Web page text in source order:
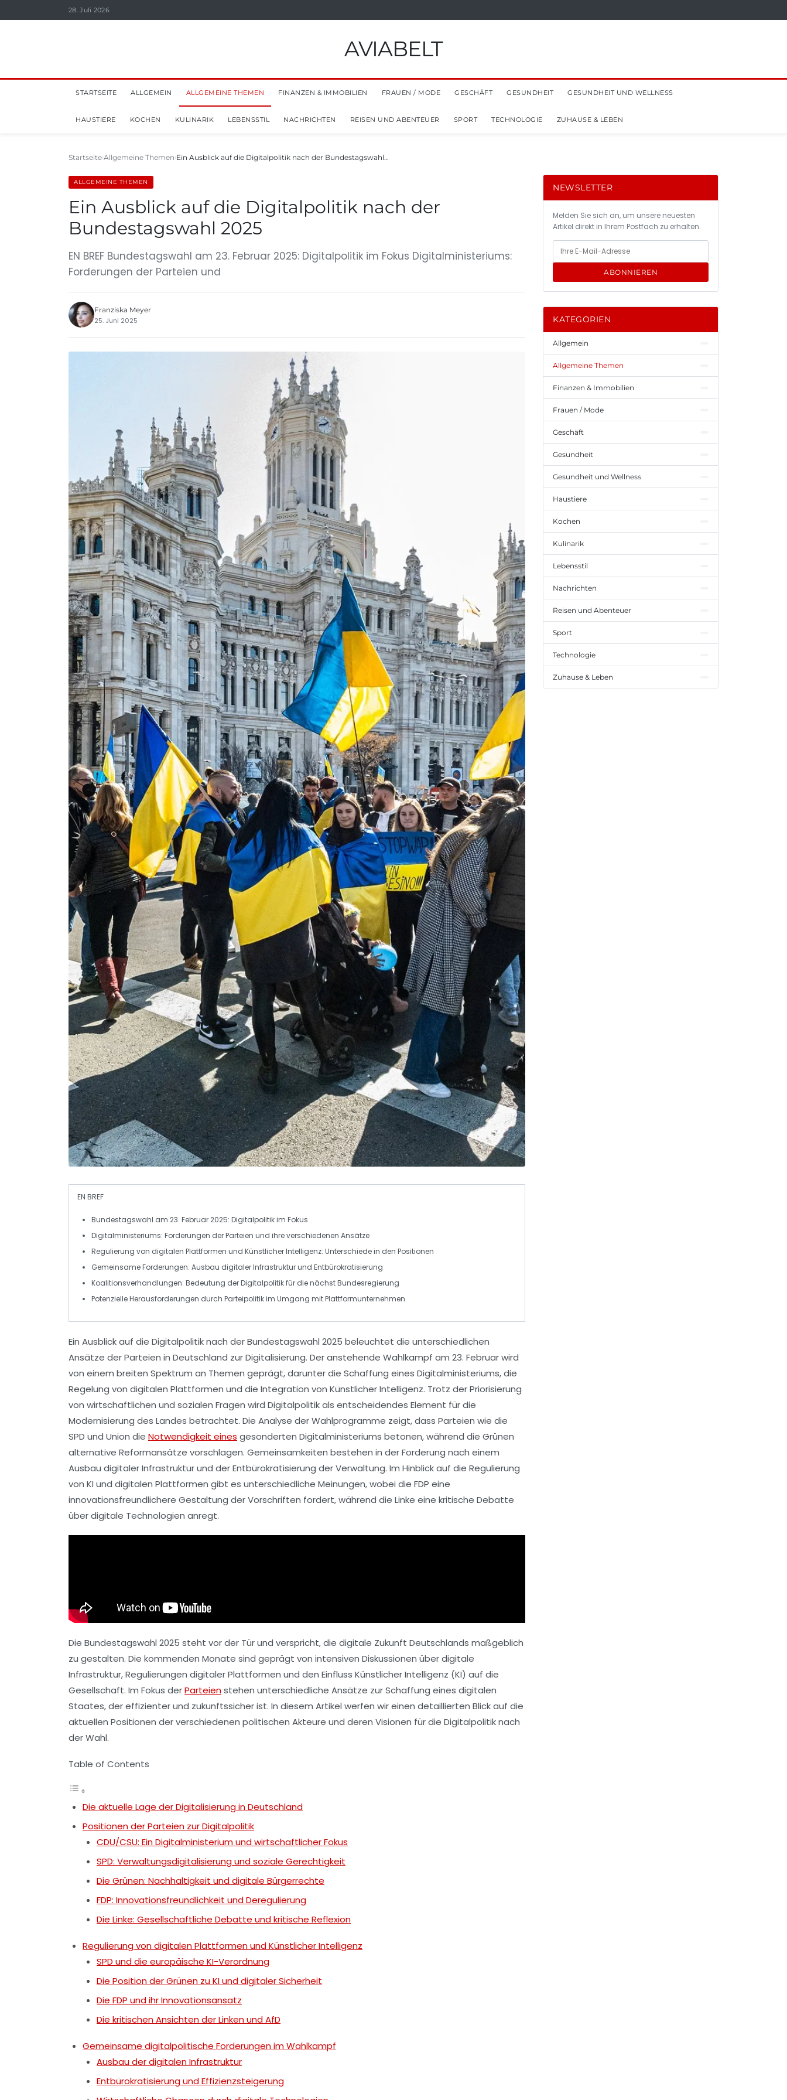
28. Juli 2026
AVIABELT
STARTSEITE ALLGEMEIN ALLGEMEINE THEMEN FINANZEN & IMMOBILIEN FRAUEN / MODE GESCHÄFT GESUNDHEIT GESUNDHEIT UND WELLNESS
HAUSTIERE KOCHEN KULINARIK LEBENSSTIL NACHRICHTEN REISEN UND ABENTEUER SPORT TECHNOLOGIE ZUHAUSE & LEBEN
Startseite Allgemeine Themen Ein Ausblick auf die Digitalpolitik nach der Bundestagswahl…
ALLGEMEINE THEMEN
Ein Ausblick auf die Digitalpolitik nach der
Bundestagswahl 2025
EN BREF Bundestagswahl am 23. Februar 2025: Digitalpolitik im Fokus Digitalministeriums:
Forderungen der Parteien und
Franziska Meyer
25. Juni 2025
EN BREF
Bundestagswahl am 23. Februar 2025: Digitalpolitik im Fokus
Digitalministeriums: Forderungen der Parteien und ihre verschiedenen Ansätze
Regulierung von digitalen Plattformen und Künstlicher Intelligenz: Unterschiede in den Positionen
Gemeinsame Forderungen: Ausbau digitaler Infrastruktur und Entbürokratisierung
Koalitionsverhandlungen: Bedeutung derDigitalpolitikfür die nächst Bundesregierung
Potenzielle Herausforderungen durch Parteipolitikim Umgang mitPlattformunternehmen
Ein Ausblick auf die Digitalpolitik nach der Bundestagswahl 2025 beleuchtet die unterschiedlichen
Ansätze der Parteien in Deutschland zurDigitalisierung. Der anstehende Wahlkampf am 23. Februar wird
von einem breiten Spektrum an Themen geprägt, darunter die Schaffung eines Digitalministeriums, die
Regelung von digitalen Plattformen und die Integration von Künstlicher Intelligenz. Trotz der Priorisierung
von wirtschaftlichen und sozialen Fragen wird Digitalpolitikals entscheidendes Element für die
Modernisierung des Landes betrachtet. Die Analyse der Wahlprogramme zeigt, dass Parteien wie die
SPD und Union die Notwendigkeit eines gesonderten Digitalministeriums betonen, während die Grünen
alternative Reformansätze vorschlagen. Gemeinsamkeiten bestehen in der Forderung nach einem
Ausbau digitaler Infrastrukturund derEntbürokratisierung der Verwaltung. Im Hinblick auf die Regulierung
von KI und digitalen Plattformen gibt es unterschiedliche Meinungen, wobei die FDP eine
innovationsfreundlichere Gestaltung der Vorschriften fordert, während die Linke eine kritische Debatte
über digitale Technologien anregt.
Die Bundestagswahl 2025 steht vor der Tür und verspricht, die digitale Zukunft Deutschlands maßgeblich
zu gestalten. Die kommenden Monate sind geprägt von intensiven Diskussionen über digitale
Infrastruktur, Regulierungen digitaler Plattformen und den Einfluss Künstlicher Intelligenz (KI) auf die
Gesellschaft. Im Fokus derParteienstehen unterschiedliche Ansätze zur Schaffung eines digitalen
Staates, der effizienter und zukunftssicher ist. In diesem Artikel werfen wir einen detaillierten Blick auf die
aktuellen Positionen der verschiedenen politischen Akteure und deren Visionen für die Digitalpolitik nach
der Wahl.
Table of Contents
Die aktuelle Lage der Digitalisierung in Deutschland
Positionen der Parteien zur Digitalpolitik
CDU/CSU: Ein Digitalministerium und wirtschaftlicher Fokus
SPD: Verwaltungsdigitalisierung und soziale Gerechtigkeit
Die Grünen: Nachhaltigkeit und digitale Bürgerrechte
FDP: Innovationsfreundlichkeit und Deregulierung
Die Linke: Gesellschaftliche Debatte und kritische Reflexion
Regulierung von digitalen Plattformen und Künstlicher Intelligenz
SPD und die europäische KI-Verordnung
Die Position der Grünen zu KI und digitaler Sicherheit
Die FDP und ihr Innovationsansatz
Die kritischen Ansichten der Linken und AfD
Gemeinsame digitalpolitische Forderungen im Wahlkampf
Ausbau der digitalen Infrastruktur
Entbürokratisierung und Effizienzsteigerung
NEWSLETTER
Melden Sie sich an, um unsere neuesten
Artikel direkt in Ihrem Postfach zu erhalten.
ABONNIEREN
KATEGORIEN
Allgemein
Allgemeine Themen
Finanzen & Immobilien
Frauen / Mode
Geschäft
Gesundheit
Gesundheit und Wellness
Haustiere
Kochen
Kulinarik
Lebensstil
Nachrichten
Reisen und Abenteuer
Sport
Technologie
Zuhause & Leben